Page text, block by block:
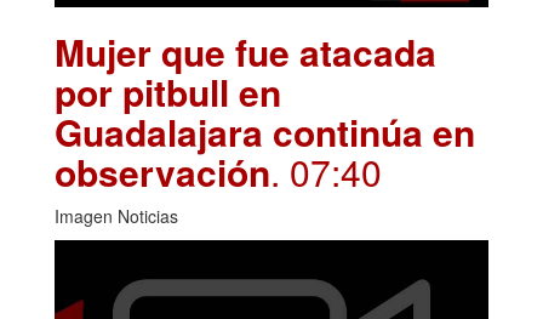
Mujer que fue atacada
por pitbull en
Guadalajara continúa en
observación. 07:40
Imagen Noticias